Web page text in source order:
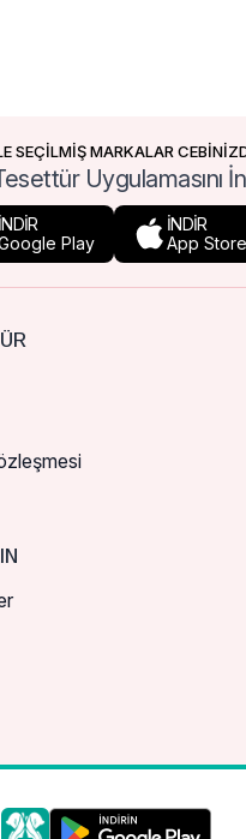
SEÇİLMİŞ MARKALAR
Uygulamasını
İNDİR
Play
İNDİR
App Store